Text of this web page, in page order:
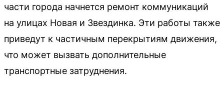
части города начнется ремонт коммуникаций
на улицах Новая и Звездинка. Эти работы также
приведут к частичным перекрытиям движения,
что может вызвать дополнительные
транспортные затруднения.